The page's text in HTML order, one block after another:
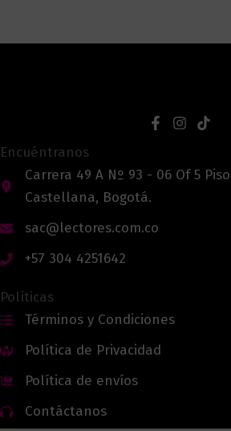
Encuéntranos
Carrera 49 A Nº 93 - 06 Of 5
Castellana, Bogotá.
sac@lectores.com.co
+57 304 4251642
Políticas
Términos y Condiciones
Política de Privacidad
Política de envíos
Contáctanos